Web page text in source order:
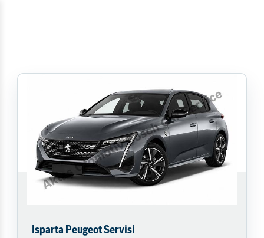
Isparta Peugeot Servisi